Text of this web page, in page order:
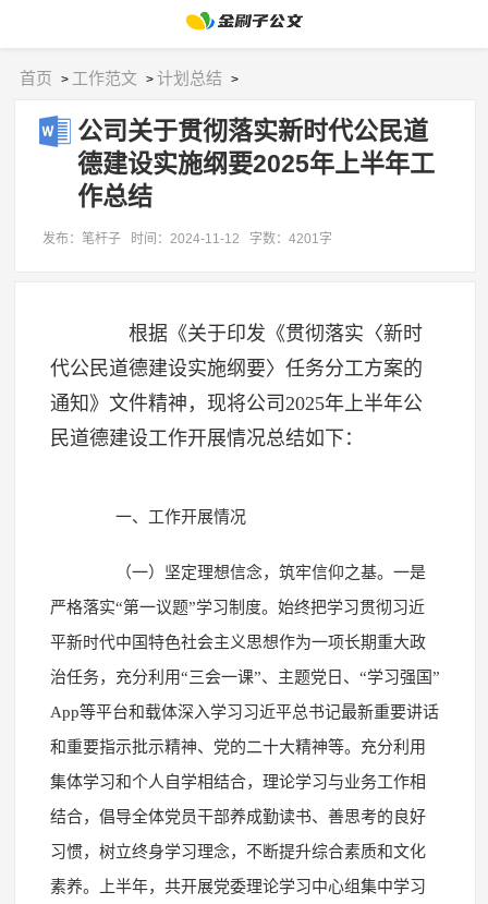
首页 > 工作范文 >计划总结 >
公司关于贯彻落实新时代公民道
德建设实施纲要2025年上半年工
作总结
发布：笔杆子 时间：2024-11-12 字数：4201字
根据《关于印发《贯彻落实〈新时
代公民道德建设实施纲要〉任务分工方案的
通知》文件精神，现将公司2025年上半年公
民道德建设工作开展情况总结如下：
一、工作开展情况
（一）坚定理想信念，筑牢信仰之基。一是
严格落实“第一议题”学习制度。始终把学习贯彻习近
平新时代中国特色社会主义思想作为一项长期重大政
治任务，充分利用“三会一课”、主题党日、“学习强国”
App等平台和载体深入学习习近平总书记最新重要讲话
和重要指示批示精神、党的二十大精神等。充分利用
集体学习和个人自学相结合，理论学习与业务工作相
结合，倡导全体党员干部养成勤读书、善思考的良好
习惯，树立终身学习理念，不断提升综合素质和文化
素养。上半年，共开展党委理论学习中心组集中学习